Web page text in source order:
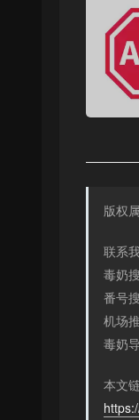
版权
联系
毒奶
番号
机场
毒奶
本文